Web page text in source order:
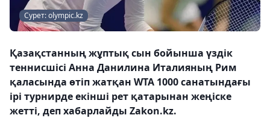
Сурет: olympic.kz
Қазақстанның жұптық сын бойынша үздік
теннисшісі Анна Данилина Италияның Рим
қаласында өтіп жатқан WTA 1000 санатындағы
ірі турнирде екінші рет қатарынан жеңіске
жетті, деп хабарлайды Zakon.kz.